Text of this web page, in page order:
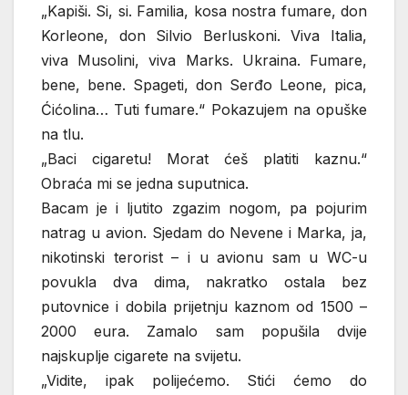
„Kapiši. Si, si. Familia, kosa nostra fumare, don
Korleone, don Silvio Berluskoni. Viva Italia,
viva Musolini, viva Marks. Ukraina. Fumare,
bene, bene. Spageti, don Serđo Leone, pica,
Ćićolina… Tuti fumare.“ Pokazujem na opuške
na tlu.
„Baci cigaretu! Morat ćeš platiti kaznu.“
Obraća mi se jedna suputnica.
Bacam je i ljutito zgazim nogom, pa pojurim
natrag u avion. Sjedam do Nevene i Marka, ja,
nikotinski terorist – i u avionu sam u WC-u
povukla dva dima, nakratko ostala bez
putovnice i dobila prijetnju kaznom od 1500 –
2000 eura. Zamalo sam popušila dvije
najskuplje cigarete na svijetu.
„Vidite, ipak polijećemo. Stići ćemo do